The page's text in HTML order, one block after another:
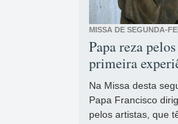
MISSA DE SEGUNDA-
Papa reza
primeira
Na Missa desta
Papa Francisco
pelos artistas, que